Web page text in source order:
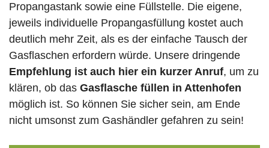
Propangastank sowie eine Füllstelle. Die eigene,
jeweils individuelle Propangasfüllung kostet auch
deutlich mehr Zeit, als es der einfache Tausch der
Gasflaschen erfordern würde. Unsere dringende
Empfehlung ist auch hier ein kurzer Anruf, um zu
klären, ob das Gasflasche füllen in Attenhofen
möglich ist. So können Sie sicher sein, am Ende
nicht umsonst zum Gashändler gefahren zu sein!